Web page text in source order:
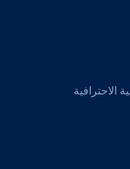
الاحترافية